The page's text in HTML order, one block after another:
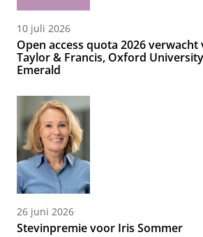
10 juli 2026
Open access quota 2026
Taylor & Francis, Oxford
Emerald
26 juni 2026
Stevinpremie voor Iris Sommer